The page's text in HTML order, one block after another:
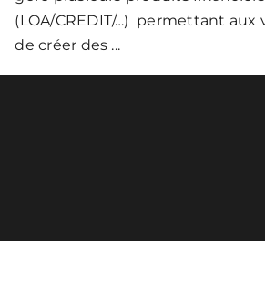
(LOA/CREDIT/…) permettant aux
de créer des ...